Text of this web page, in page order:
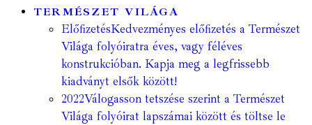
TERMÉSZET VILÁGA
ElőfizetésKedvezményes előfizetés a Természet
Világa folyóiratra éves, vagy féléves
konstrukcióban. Kapja meg a legfrissebb
kiadványt elsők között!
2022Válogasson tetszése szerint a Természet
Világa folyóirat lapszámai között és töltse le